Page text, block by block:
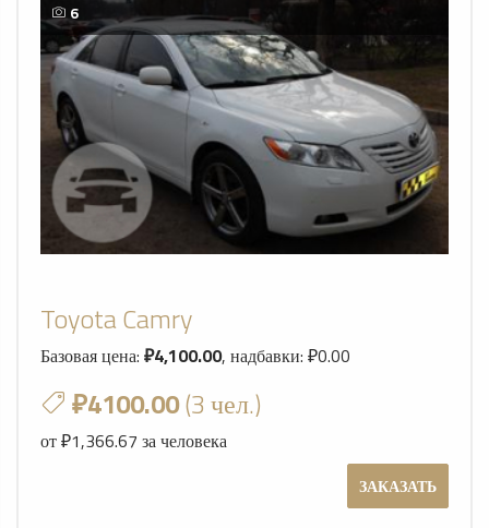
6
Toyota Camry
Базовая цена: ₽4,100.00, надбавки: ₽0.00
₽4100.00(3 чел.)
от ₽1,366.67 за человека
ЗАКАЗАТЬ